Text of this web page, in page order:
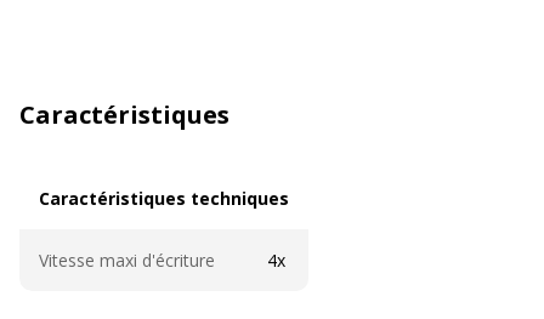
Caractéristiques
Caractéristiques techniques
Vitesse maxi d'écriture 4x